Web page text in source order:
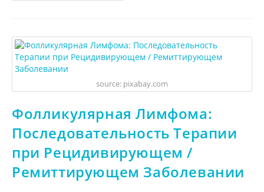
source: pixabay.com
Фолликулярная Лимфома:
Последовательность Терапии
при Рецидивирующем /
Ремиттирующем Заболевании